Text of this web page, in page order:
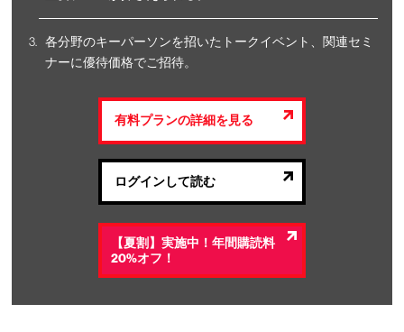
各分野のキーパーソンを招いたトークイベント、関連セミ
ナーに優待価格でご招待。
有料プランの詳細を見る
ログインして読む
【夏割】実施中！年間購読料
20%オフ！